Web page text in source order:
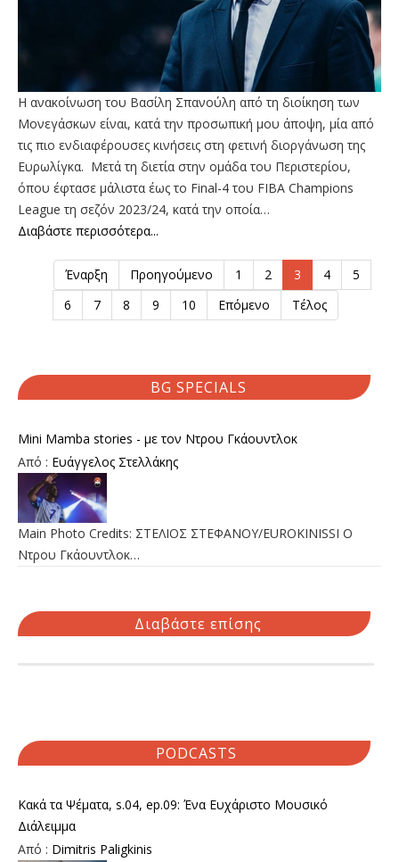
Η ανακοίνωση του Βασίλη Σπανούλη από τη διοίκηση των
Μονεγάσκων είναι, κατά την προσωπική μου άποψη, μία από
τις πιο ενδιαφέρουσες κινήσεις στη φετινή διοργάνωση της
Ευρωλίγκα. Μετά τη διετία στην ομάδα του Περιστερίου,
όπου έφτασε μάλιστα έως το Final-4 του FIBA Champions
League τη σεζόν 2023/24, κατά την οποία…
Διαβάστε περισσότερα...
Έναρξη Προηγούμενο 1 2 3 4
5
6
7 8 9 10 Επόμενο Τέλος
BG SPECIALS
Mini Mamba stories - με τον Ντρου Γκάουντλοκ
Από : Ευάγγελος Στελλάκης
Main Photo Credits: ΣΤΕΛΙΟΣ ΣΤΕΦΑΝΟΥ/EUROKINISSI Ο
Ντρου Γκάουντλοκ…
Διαβάστε επίσης
PODCASTS
Κακά τα Ψέματα, s.04, ep.09: Ένα Ευχάριστο Μουσικό
Διάλειμμα
Από : Dimitris Paligkinis